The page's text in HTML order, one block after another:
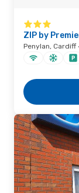
ZIP by
Penylan, Cardiff